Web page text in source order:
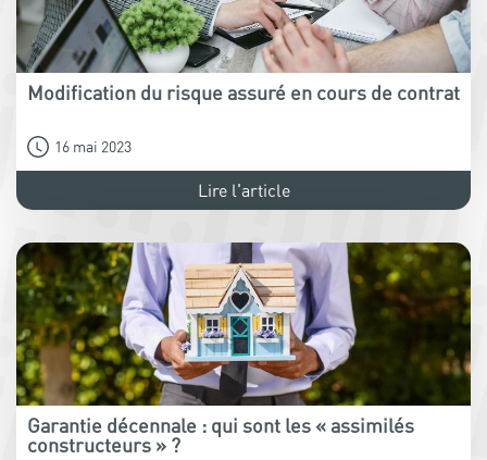
Modification du risque assuré en cours de contrat
16 mai 2023
Lire l'article
Garantie décennale : qui sont les « assimilés
constructeurs » ?